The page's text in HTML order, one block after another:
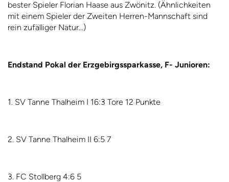
bester Spieler Florian Haase aus Zwönitz. (Ähnlichkeiten
mit einem Spieler der Zweiten Herren-Mannschaft sind
rein zufälliger Natur…)
Endstand Pokal der Erzgebirgssparkasse, F- Junioren:
1. SV Tanne Thalheim I 16:3 Tore 12 Punkte
2. SV Tanne Thalheim II 6:5 7
3. FC Stollberg 4:6 5